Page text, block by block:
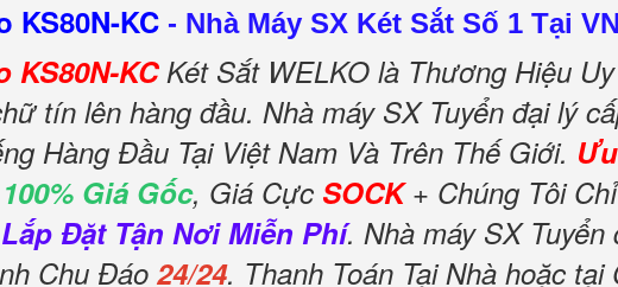
KS80N-KC - Nhà Máy SX Két Sắt Số 1 Tại VN
KS80N-KCKét Sắt WELKO là Thương Hiệu
tín lên hàng đầu. Nhà máy SX Tuyển đại lý
Hàng Đầu Tại Việt Nam Và Trên Thế Giới.
Giá Gốc, Giá Cực SOCK+ Chúng Tôi
Đặt Tận Nơi Miễn Phí. Nhà máy SX
Chu Đáo 24/24. Thanh Toán Tại Nhà hoặc